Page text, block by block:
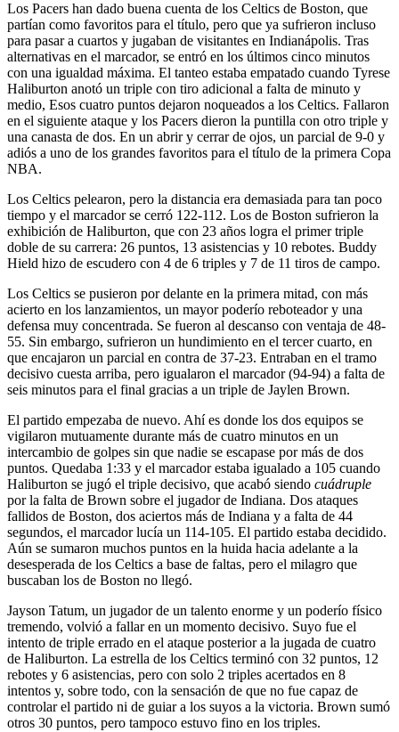
Los Pacers han dado buena cuenta de los Celtics de Boston, que
partían como favoritos para el título, pero que ya sufrieron incluso
para pasar a cuartos y jugaban de visitantes en Indianápolis. Tras
alternativas en el marcador, se entró en los últimos cinco minutos
con una igualdad máxima. El tanteo estaba empatado cuando Tyrese
Haliburton anotó un triple con tiro adicional a falta de minuto y
medio, Esos cuatro puntos dejaron noqueados a los Celtics. Fallaron
en el siguiente ataque y los Pacers dieron la puntilla con otro triple y
una canasta de dos. En un abrir y cerrar de ojos, un parcial de 9-0 y
adiós a uno de los grandes favoritos para el título de la primera Copa
NBA.
Los Celtics pelearon, pero la distancia era demasiada para tan poco
tiempo y el marcador se cerró 122-112. Los de Boston sufrieron la
exhibición de Haliburton, que con 23 años logra el primer triple
doble de su carrera: 26 puntos, 13 asistencias y 10 rebotes. Buddy
Hield hizo de escudero con 4 de 6 triples y 7 de 11 tiros de campo.
Los Celtics se pusieron por delante en la primera mitad, con más
acierto en los lanzamientos, un mayor poderío reboteador y una
defensa muy concentrada. Se fueron al descanso con ventaja de 48-
55. Sin embargo, sufrieron un hundimiento en el tercer cuarto, en
que encajaron un parcial en contra de 37-23. Entraban en el tramo
decisivo cuesta arriba, pero igualaron el marcador (94-94) a falta de
seis minutos para el final gracias a un triple de Jaylen Brown.
El partido empezaba de nuevo. Ahí es donde los dos equipos se
vigilaron mutuamente durante más de cuatro minutos en un
intercambio de golpes sin que nadie se escapase por más de dos
puntos. Quedaba 1:33 y el marcador estaba igualado a 105 cuando
Haliburton se jugó el triple decisivo, que acabó siendo cuádruple
por la falta de Brown sobre el jugador de Indiana. Dos ataques
fallidos de Boston, dos aciertos más de Indiana y a falta de 44
segundos, el marcador lucía un 114-105. El partido estaba decidido.
Aún se sumaron muchos puntos en la huida hacia adelante a la
desesperada de los Celtics a base de faltas, pero el milagro que
buscaban los de Boston no llegó.
Jayson Tatum, un jugador de un talento enorme y un poderío físico
tremendo, volvió a fallar en un momento decisivo. Suyo fue el
intento de triple errado en el ataque posterior a la jugada de cuatro
de Haliburton. La estrella de los Celtics terminó con 32 puntos, 12
rebotes y 6 asistencias, pero con solo 2 triples acertados en 8
intentos y, sobre todo, con la sensación de que no fue capaz de
controlar el partido ni de guiar a los suyos a la victoria. Brown sumó
otros 30 puntos, pero tampoco estuvo fino en los triples.